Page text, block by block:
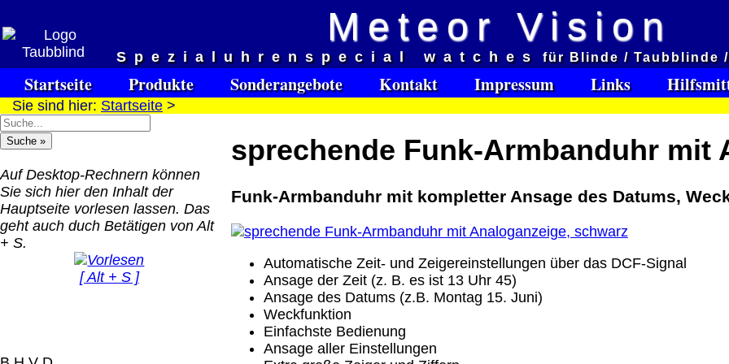
Meteor Vision
Spezialuhrenspecial watches
für Blinde / Taubblinde
Startseite Produkte Sonderangebote Kontakt Impressum Links
Sie sind hier: Startseite >
Auf Desktop-Rechnern können
Sie sich hier den Inhalt der
Hauptseite vorlesen lassen. Das
geht auch duch Betätigen von Alt
+ S.
[ Alt + S ]
sprechende Funk-Armbanduhr mit
Funk-Armbanduhr mit kompletter Ansage des Datums,
Automatische Zeit- und Zeigereinstellungen über das DCF-Signal
Ansage der Zeit (z. B. es ist 13 Uhr 45)
Ansage des Datums (z.B. Montag 15. Juni)
Weckfunktion
Einfachste Bedienung
Ansage aller Einstellungen
QR Code:
Versandkosten DHL Standard
bis 5kg
Deutschland Vorkasse:
6.95 €
EU (inkl. Schweiz)
Vorkasse: 20.00 €
EU (inkl. Schweiz)
PayPal: 20.00 €
Der Versand erfolgt als
versichertes Paket.
Selbstabholung vom Büro
oder von Ausstellungen:
Software Download only
Deutschland PayPal: 0.00 €
EU (inkl. Schweiz) PayPal: 0.00 €
Bei dieser Versandart erhalten Sie per Email z.B.
Lizenzschlüssel und die Rechnung / Lieferschein. Sie
keinen Datenträger